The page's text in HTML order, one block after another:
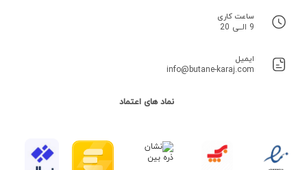
ساعت کاری
9 الــی 20
ایمیل
info@butane-karaj.com
نماد های اعتماد